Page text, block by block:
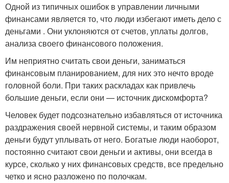
Одной из типичных ошибок в управлении личными
финансами является то, что люди избегают иметь дело с
деньгами . Они уклоняются от счетов, уплаты долгов,
анализа своего финансового положения.
Им неприятно считать свои деньги, заниматься
финансовым планированием, для них это нечто вроде
головной боли. При таких раскладах как привлечь
большие деньги, если они — источник дискомфорта?
Человек будет подсознательно избавляться от источника
раздражения своей нервной системы, и таким образом
деньги будут уплывать от него. Богатые люди наоборот,
постоянно считают свои деньги и активы, они всегда в
курсе, сколько у них финансовых средств, все предельно
четко и ясно разложено по полочкам.